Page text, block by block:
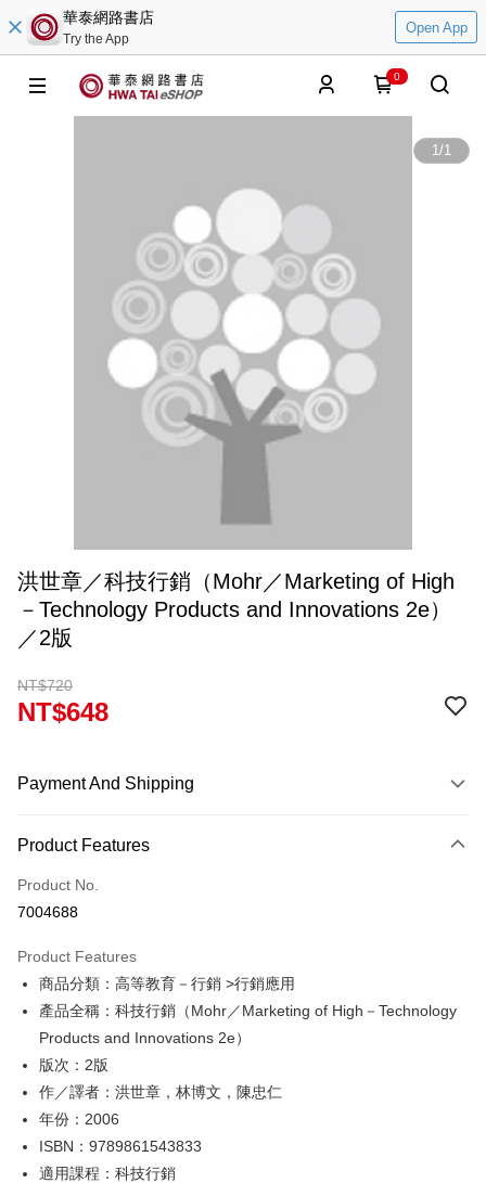
華泰網路書店
Try the App
Open App
0
1/1
洪世章／科技行銷（Mohr／Marketing of High
－Technology Products and Innovations 2e）
／2版
NT$720
NT$648
Payment And Shipping
Credit Card (Full Payment)
Convenience Store Pickup and Pay
Google Pay
ATM Transfer
Shipping Method
全家取貨付款
NT$60/order
付款後全家取貨
Product Features
Product No.
7004688
Product Features
商品分類：高等教育－行銷 >行銷應用
產品全稱：科技行銷（Mohr／Marketing of High－Technology
Products and Innovations 2e）
版次：2版
作／譯者：洪世章，林博文，陳忠仁
年份：2006
ISBN：9789861543833
適用課程：科技行銷